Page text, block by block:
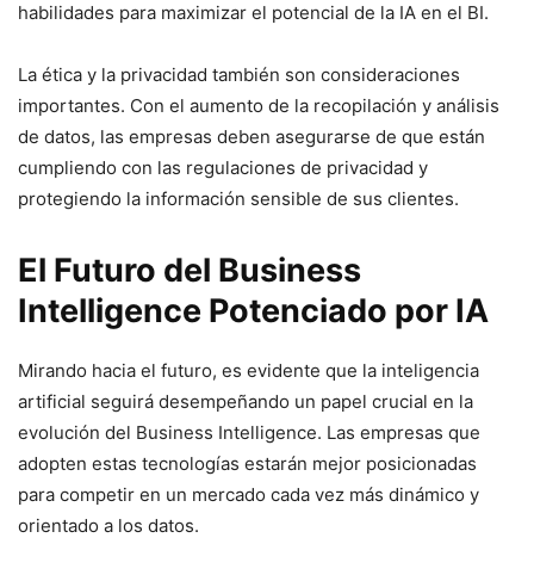
habilidades para maximizar el potencial de la IA en el BI.
La ética y la privacidad también son consideraciones
importantes. Con el aumento de la recopilación y análisis
de datos, las empresas deben asegurarse de que están
cumpliendo con las regulaciones de privacidad y
protegiendo la información sensible de sus clientes.
El Futuro del Business
Intelligence Potenciado por IA
Mirando hacia el futuro, es evidente que la inteligencia
artificial seguirá desempeñando un papel crucial en la
evolución del Business Intelligence. Las empresas que
adopten estas tecnologías estarán mejor posicionadas
para competir en un mercado cada vez más dinámico y
orientado a los datos.